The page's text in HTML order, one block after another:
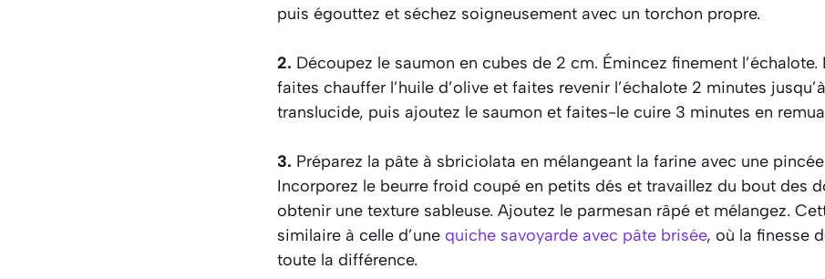
puis égouttez et séchez soigneusement avec un torchon propre.
2. Découpez le saumon en cubes de 2 cm. Émincez finement l’échalote.
faites chauffer l’huile d’olive et faites revenir l’échalote 2 minutes
translucide, puis ajoutez le saumon et faites-le cuire 3 minutes en
3. Préparez la pâte à sbriciolata en mélangeant la farine avec une
Incorporez le beurre froid coupé en petits dés et travaillez du bout des
obtenir une texture sableuse. Ajoutez le parmesan râpé et mélangez.
similaire à celle d’une quiche savoyarde avec pâte brisée, où la finesse
toute la différence.